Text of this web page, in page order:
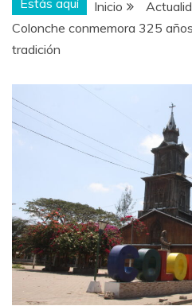
Inicio
Colonche conmemora 325
tradición